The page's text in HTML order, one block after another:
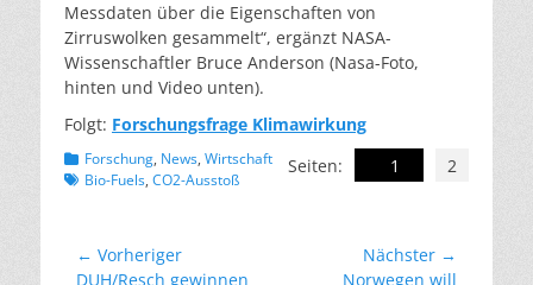
Messdaten über die Eigenschaften von
Zirruswolken gesammelt“, ergänzt NASA-
Wissenschaftler Bruce Anderson (Nasa-Foto,
hinten und Video unten).
Folgt: Forschungsfrage Klimawirkung
Seiten:
1 2
Kategorien
Forschung, News, Wirtschaft
Schlagworte
Bio-Fuels, CO2-Ausstoß
Beitragsnavigation
← Vorheriger
Vorheriger
DUH/Resch gewinnen
Nächster →
Norwegen will